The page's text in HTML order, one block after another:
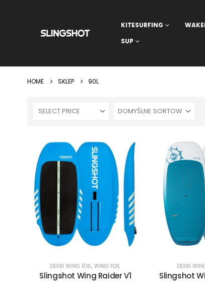
KITESURFING
SUP
HOME SKLEP 90L
SELECT PRICE
DESKI WING FOIL,WING FOIL
Slingshot Wing Raider V1
DESKI
Slingshot